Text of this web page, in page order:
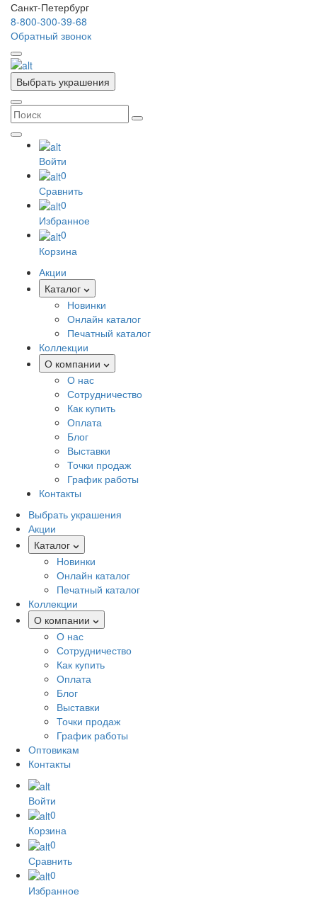
Санкт-Петербург
8-800-300-39-68
Обратный звонок
Выбрать украшения
Войти
0
Сравнить
0
Избранное
0
Корзина
Акции
Каталог
Новинки
Онлайн каталог
Печатный каталог
Коллекции
О компании
О нас
Сотрудничество
Как купить
Оплата
Блог
Выставки
Точки продаж
График работы
Контакты
Выбрать украшения
Акции
Каталог
Новинки
Онлайн каталог
Печатный каталог
Коллекции
О компании
О нас
Сотрудничество
Как купить
Оплата
Блог
Выставки
Точки продаж
График работы
Оптовикам
Контакты
Войти
0
Корзина
0
Сравнить
0
Избранное